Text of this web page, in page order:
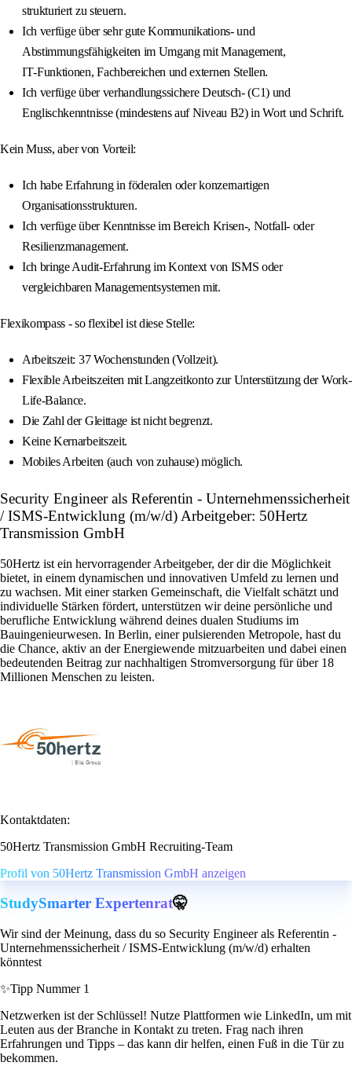
strukturiert zu steuern.
Ich verfüge über sehr gute Kommunikations‑ und
Abstimmungsfähigkeiten im Umgang mit Management,
IT‑Funktionen, Fachbereichen und externen Stellen.
Ich verfüge über verhandlungssichere Deutsch- (C1) und
Englischkenntnisse (mindestens auf Niveau B2) in Wort und Schrift.
Kein Muss, aber von Vorteil:
Ich habe Erfahrung in föderalen oder konzernartigen
Organisationsstrukturen.
Ich verfüge über Kenntnisse im Bereich Krisen‑, Notfall‑ oder
Resilienzmanagement.
Ich bringe Audit‑Erfahrung im Kontext von ISMS oder
vergleichbaren Managementsystemen mit.
Flexikompass - so flexibel ist diese Stelle:
Arbeitszeit: 37 Wochenstunden (Vollzeit).
Flexible Arbeitszeiten mit Langzeitkonto zur Unterstützung der Work-
Life-Balance.
Die Zahl der Gleittage ist nicht begrenzt.
Keine Kernarbeitszeit.
Mobiles Arbeiten (auch von zuhause) möglich.
Security Engineer als Referentin - Unternehmenssicherheit
/ ISMS‑Entwicklung (m/w/d) Arbeitgeber: 50Hertz
Transmission GmbH
50Hertz ist ein hervorragender Arbeitgeber, der dir die Möglichkeit
bietet, in einem dynamischen und innovativen Umfeld zu lernen und
zu wachsen. Mit einer starken Gemeinschaft, die Vielfalt schätzt und
individuelle Stärken fördert, unterstützen wir deine persönliche und
berufliche Entwicklung während deines dualen Studiums im
Bauingenieurwesen. In Berlin, einer pulsierenden Metropole, hast du
die Chance, aktiv an der Energiewende mitzuarbeiten und dabei einen
bedeutenden Beitrag zur nachhaltigen Stromversorgung für über 18
Millionen Menschen zu leisten.
Kontaktdaten:
50Hertz Transmission GmbH Recruiting-Team
Profil von 50Hertz Transmission GmbH anzeigen
StudySmarter Expertenrat🤫
Wir sind der Meinung, dass du so Security Engineer als Referentin -
Unternehmenssicherheit / ISMS‑Entwicklung (m/w/d) erhalten
könntest
✨Tipp Nummer 1
Netzwerken ist der Schlüssel! Nutze Plattformen wie LinkedIn, um mit
Leuten aus der Branche in Kontakt zu treten. Frag nach ihren
Erfahrungen und Tipps – das kann dir helfen, einen Fuß in die Tür zu
bekommen.